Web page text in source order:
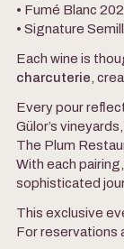
• Fumé Blanc
• Signature
Each wine is
charcuterie ,
Every pour
Gülor’s
The Plum
With each
sophisticated
This exclusive
For reservations